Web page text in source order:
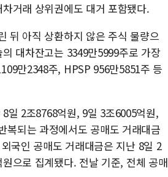
거래 상위권에도 대거 포함됐다.
뒤 아직 상환하지 않은 주식 물량으
대차잔고는 3349만5999주로 가장
만2348주, HPSP 956만5851주 등
일 2조8768억원, 9일 3조6005억원,
복되는 과정에서도 공매도 거래대금
국인 공매도 거래대금은 지난 8일 2
으로 집계됐다. 전날 기준, 전체 공매